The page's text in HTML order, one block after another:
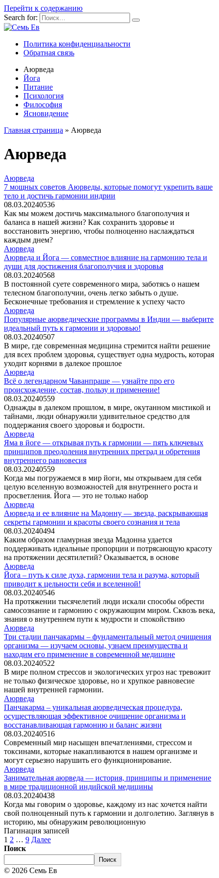
Перейти к содержанию
Search for:
Политика конфиденциальности
Обратная связь
Аюрведа
Йога
Питание
Психология
Философия
Ясновидение
Главная страница » Аюрведа
Аюрведа
Аюрведа
7 мощных советов Аюрведы, которые помогут укрепить ваше
тело и достичь гармонии индрии
08.03.20240536
Как мы можем достичь максимального благополучия и
баланса в нашей жизни? Как сохранить здоровье и
восстановить энергию, чтобы полноценно наслаждаться
каждым днем?
Аюрведа
Аюрведа и Йога — совместное влияние на гармонию тела и
души для достижения благополучия и здоровья
08.03.20240568
В постоянной суете современного мира, заботясь о нашем
телесном благополучии, очень легко забыть о душе.
Бесконечные требования и стремление к успеху часто
Аюрведа
Популярные аюрведические программы в Индии — выберите
идеальный путь к гармонии и здоровью!
08.03.20240507
В мире, где современная медицина стремится найти решение
для всех проблем здоровья, существует одна мудрость, которая
уходит корнями в далекое прошлое
Аюрведа
Всё о легендарном Чаванпраше — узнайте про его
происхождение, состав, пользу и применение!
08.03.20240559
Однажды в далеком прошлом, в мире, окутанном мистикой и
тайнами, люди обнаружили удивительное средство для
поддержания своего здоровья и бодрости.
Аюрведа
Яма в йоге — открывая путь к гармонии — пять ключевых
принципов преодоления внутренних преград и обретения
внутреннего равновесия
08.03.20240559
Когда мы погружаемся в мир йоги, мы открываем для себя
целую вселенную возможностей для внутреннего роста и
просветления. Йога — это не только набор
Аюрведа
Аюрведа и ее влияние на Мадонну — звезда, раскрывающая
секреты гармонии и красоты своего сознания и тела
08.03.20240494
Каким образом гламурная звезда Мадонна удается
поддерживать идеальные пропорции и потрясающую красоту
на протяжении десятилетий? Оказывается, в основе
Аюрведа
Йога – путь к силе духа, гармонии тела и разума, который
приводит к цельности себя и вселенной!
08.03.20240546
На протяжении тысячелетий люди искали способы обрести
самосознание и гармонию с окружающим миром. Сквозь века,
знания о внутреннем пути к мудрости и спокойствию
Аюрведа
Три стадии панчакармы – фундаментальный метод очищения
организма — изучаем основы, узнаем преимущества и
находим его применение в современной медицине
08.03.20240522
В мире полном стрессов и экологических угроз нас тревожит
не только физическое здоровье, но и хрупкое равновесие
нашей внутренней гармонии.
Аюрведа
Панчакарма – уникальная аюрведическая процедура,
осуществляющая эффективное очищение организма и
восстанавливающая гармонию и баланс жизни
08.03.20240516
Современный мир насыщен впечатлениями, стрессом и
токсинами, которые накапливаются в нашем организме и
могут серьезно нарушить его функционирование.
Аюрведа
Занимательная аюрведа — история, принципы и применение
в мире традиционной индийской медицины
08.03.20240438
Когда мы говорим о здоровье, каждому из нас хочется найти
свой полноценный путь к гармонии и долголетию. Заглянув в
историю, мы обнаружим революционную
Пагинация записей
1 2 … 9 Далее
Поиск
Поиск
© 2026 Семь Ев